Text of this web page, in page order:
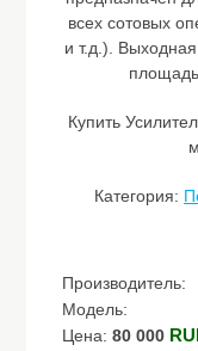
всех сотовых
и т.д.).
Купить
Категория:
Производитель:
Модель:
Цена:80 000